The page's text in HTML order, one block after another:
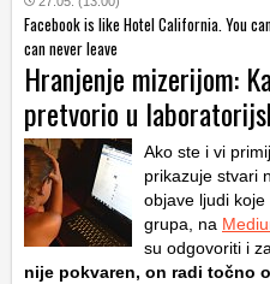
Facebook is like Hotel California. You
can never leave
Hranjenje mizerijom:
pretvorio u
Ako ste i vi
prikazuje stvari
objave ljudi
grupa, na
su odgovoriti i
nije pokvaren, on radi točno